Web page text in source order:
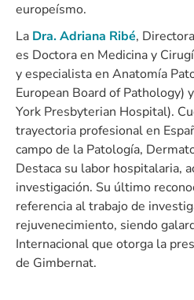
europeísmo.
La Dra. Adriana Ribé,
es Doctora en Medicina y
y especialista en Anatomía
European Board of Pathology)
York Presbyterian Hospital).
trayectoria profesional en
campo de la Patología,
Destaca su labor hospitalaria,
investigación. Su último
referencia al trabajo de
rejuvenecimiento, siendo
Internacional que otorga la
de Gimbernat.